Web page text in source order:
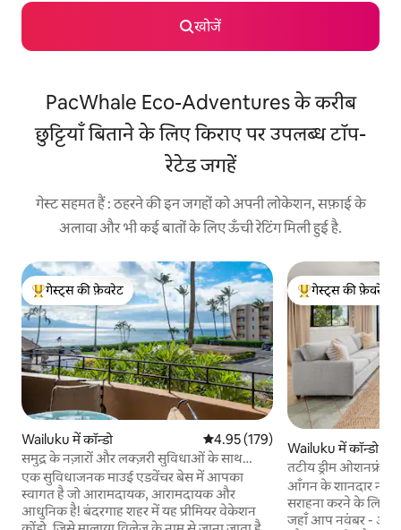
खोजें
PacWhale Eco-Adventures के करीब
छुट्टियाँ बिताने के लिए किराए पर उपलब्ध टॉप-
रेटेड जगहें
गेस्ट सहमत हैं : ठहरने की इन जगहों को अपनी लोकेशन, सफ़ाई के
अलावा और भी कई बातों के लिए ऊँची रेटिंग मिली हुई है.
गेस्ट्स का टॉप फ़ेवरेट
गेस्ट्स की फ़ेवरेट
Wailuku में कॉन्डो औसत रेटिंग 5 में से 4.95, 179 समीक्षाएँ
4.95 (179)
समुद्र के नज़ारों और लक्ज़री सुविधाओं के साथ
आरामदायक रिट्रीट!
एक सुविधाजनक माउई एडवेंचर बेस में आपका
स्वागत है जो आरामदायक, आरामदायक और
आधुनिक है! बंदरगाह शहर में यह प्रीमियर वेकेशन
गेस्ट्स का टॉप फ़ेवरेट
गेस्ट्स की फ़ेवरेट
Wailuku में कॉन्डो
तटीय ड्रीम ओशनफ्रंट
आँगन के शानदार
सराहना करने के लिए
जहाँ आप नवंबर -